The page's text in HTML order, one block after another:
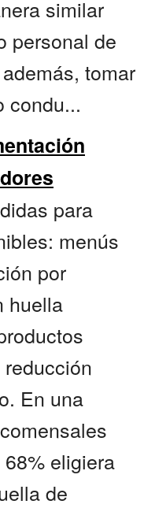
similar
personal de
tomar
condu...
para
menús
por
huella
En una
eligiera
de